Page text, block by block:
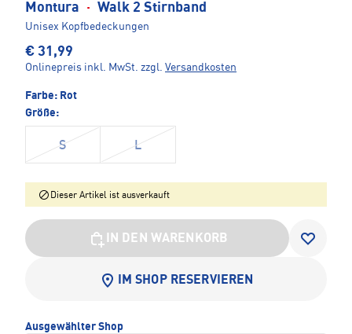
Montura · Walk 2 Stirnband
Unisex Kopfbedeckungen
€ 31,99
Onlinepreis inkl. MwSt. zzgl. Versandkosten
Farbe: Rot
Größe:
S L
Dieser Artikel ist ausverkauft
IN DEN WARENKORB
IM SHOP RESERVIEREN
Ausgewählter Shop